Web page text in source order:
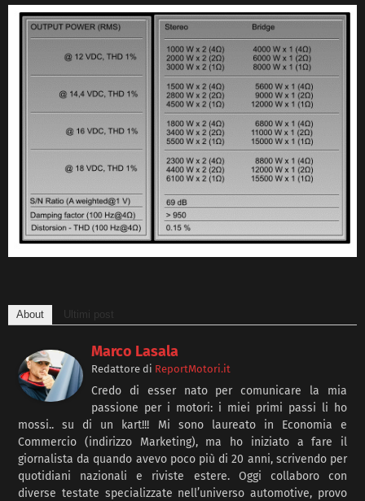
About Ultimi post
Marco Lasala
Redattore di ReportMotori.it
Credo di esser nato per comunicare la mia
passione per i motori: i miei primi passi li ho
mossi.. su di un kart!!! Mi sono laureato in Economia e
Commercio (indirizzo Marketing), ma ho iniziato a fare il
giornalista da quando avevo poco più di 20 anni, scrivendo per
quotidiani nazionali e riviste estere. Oggi collaboro con
diverse testate specializzate nell’universo automotive, provo